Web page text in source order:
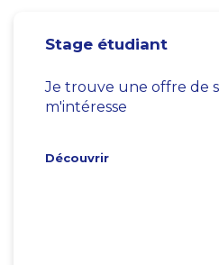
Stage étudiant
Je trouve une offre de
m'intéresse
Découvrir